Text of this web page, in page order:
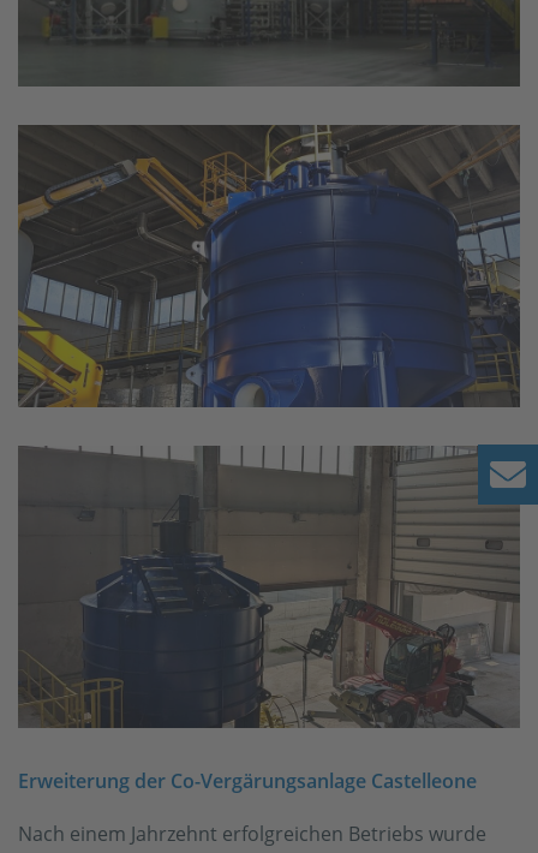
Erweiterung der Co-Vergärungsanlage Castelleone
Nach einem Jahrzehnt erfolgreichen Betriebs wurde